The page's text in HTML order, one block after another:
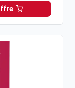
79,00 € TTC
pénal 2026.